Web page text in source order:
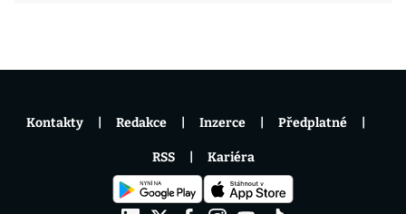
Kontakty Redakce Inzerce Předplatné
RSS Kariéra